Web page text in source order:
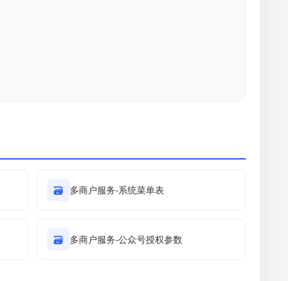
🗃 多商户服务-系统菜单表
🗃 多商户服务-公众号授权参数